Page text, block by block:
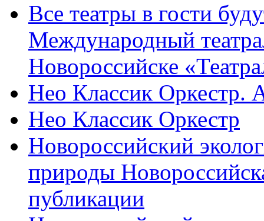
Все театры в гости
Международный
Новороссийске
Нео Классик Оркестр.
Нео Классик Оркестр
Новороссийский
природы
публикации